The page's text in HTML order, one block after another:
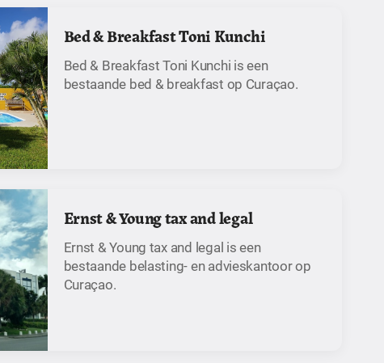
Bed & Breakfast Toni Kunchi
Bed & Breakfast Toni Kunchi is een
bestaande bed & breakfast op Curaçao.
Ernst & Young tax and legal
Ernst & Young tax and legal is een
bestaande belasting- en advieskantoor op
Curaçao.